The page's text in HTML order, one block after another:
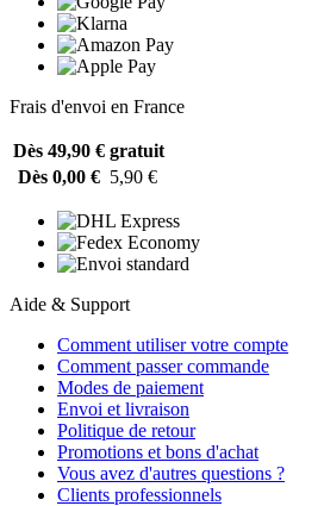
Frais d'envoi en France
Dès 49,90 € gratuit
Dès 0,00 € 5,90 €
Aide & Support
Comment utiliser votre compte
Comment passer commande
Modes de paiement
Envoi et livraison
Politique de retour
Promotions et bons d'achat
Vous avez d'autres questions ?
Clients professionnels